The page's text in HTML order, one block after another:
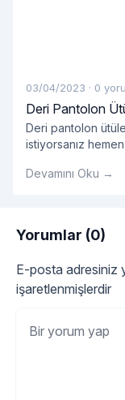
03/04/2023 · 0
Deri Pantolon
Deri pantolon
istiyorsanız hemen
Devamını Oku →
Yorumlar (0)
E-posta adresiniz
işaretlenmişlerdir